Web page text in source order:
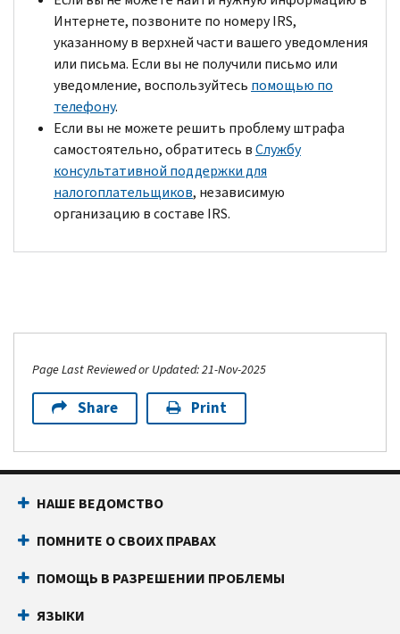
Интернете, позвоните по номеруIRS,
указанному в верхней части вашего уведомления
или письма. Если вы не получили письмо или
уведомление, воспользуйтесь помощью по
телефону.
Если вы не можете решить проблему штрафа
самостоятельно, обратитесь вСлужбу
консультативной поддержки для
налогоплательщиков, независимую
организацию в составе IRS.
Page Last Reviewed or Updated: 21-Nov-2025
Share Print
НАШЕ ВЕДОМСТВО
ПОМНИТЕ О СВОИХ ПРАВАХ
ПОМОЩЬ В РАЗРЕШЕНИИ ПРОБЛЕМЫ
ЯЗЫКИ